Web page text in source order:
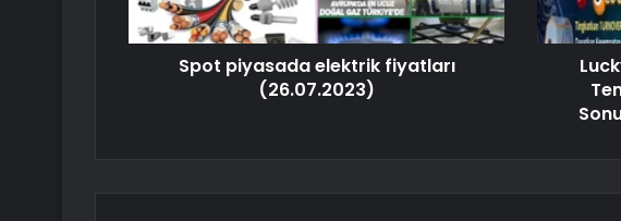
Spot piyasada elektrik fiyatları
(26.07.2023)